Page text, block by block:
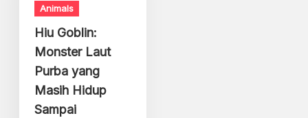
Animals
Hiu Goblin:
Monster Laut
Purba yang
Masih Hidup
Sampai